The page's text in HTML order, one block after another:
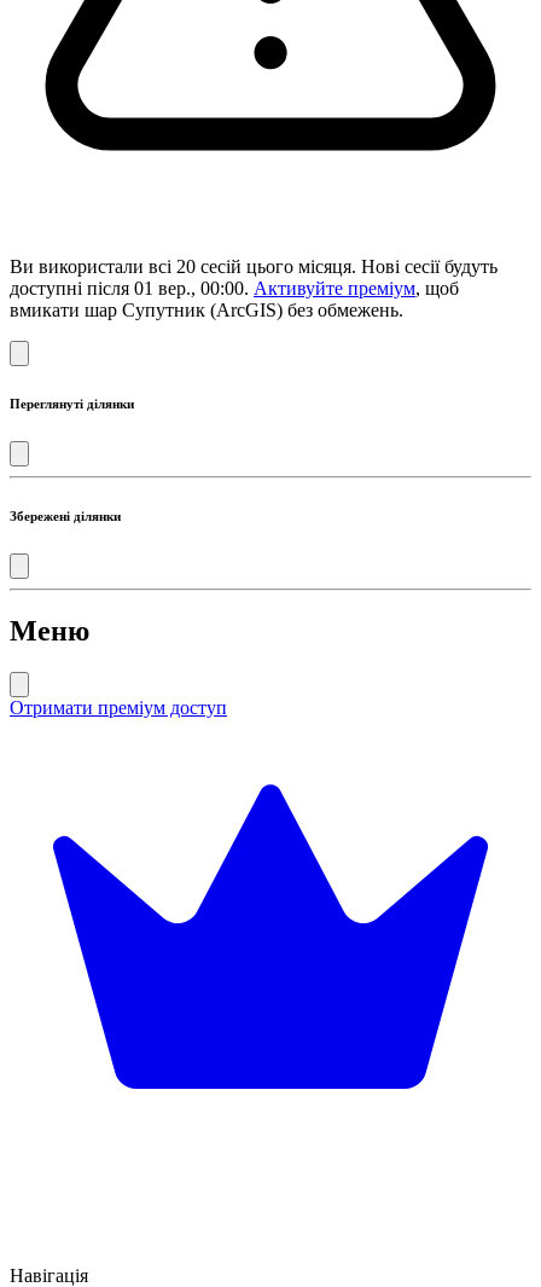
Ви використали всі 20 сесій цього місяця. Нові сесії будуть
доступні після 01 вер., 00:00. Активуйте преміум, щоб
вмикати шар Супутник (ArcGIS) без обмежень.
Переглянуті ділянки
Збережені ділянки
Меню
Отримати преміум доступ
Навігація